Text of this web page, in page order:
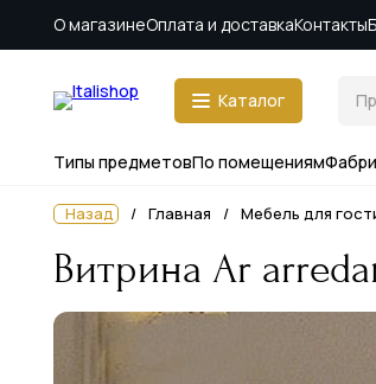
О магазинеОплата и доставкаКонтакты
Каталог
Типы предметовПо помещениям
Назад Главная Мебель для
Витрина Ar